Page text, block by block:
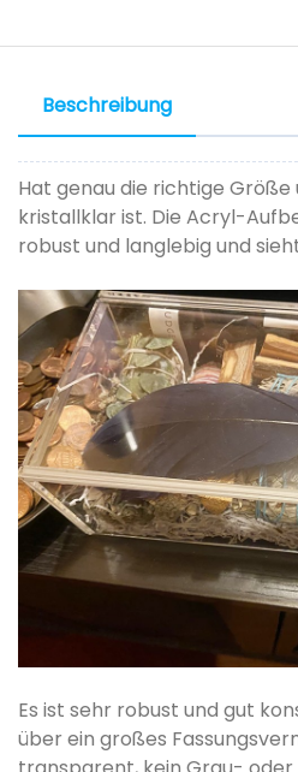
Beschreibung
Hat genau die richtige Größe
kristallklar ist. Die Acryl-
robust und langlebig und
Es ist sehr robust und gut
über ein großes